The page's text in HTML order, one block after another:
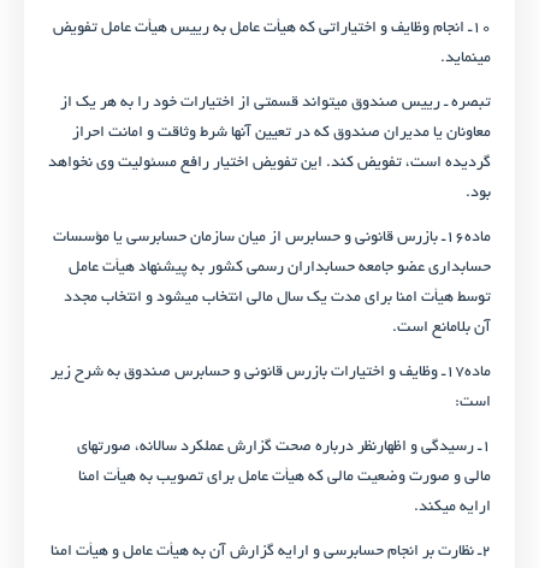
۱۰ـ انجام وظایف و اختیاراتی که هیأت عامل به رییس هیأت عامل تفویض
می­نماید.
تبصره ـ رییس صندوق می­تواند قسمتی از اختیارات خود را به هر یک از
معاونان یا مدیران صندوق که در تعیین آنها شرط وثاقت و امانت احراز
گردیده است، تفویض کند. این تفویض اختیار رافع مسئولیت وی نخواهد
بود.
ماده۱۶ـ بازرس قانونی و حسابرس از میان سازمان حسابرسی یا مؤسسات
حسابداری عضو جامعه حسابداران رسمی کشور به پیشنهاد هیأت عامل
توسط هیأت امنا برای مدت یک سال مالی انتخاب می­شود و انتخاب مجدد
آن بلامانع است.
ماده۱۷ـ وظایف و اختیارات بازرس قانونی و حسابرس صندوق به شرح زیر
است:
۱ـ رسیدگی و اظهارنظر درباره صحت گزارش عملکرد سالانه، صورت­های
مالی و صورت وضعیت مالی که هیأت عامل برای تصویب به هیأت امنا
ارایه می­کند.
۲ـ نظارت بر انجام حسابرسی و ارایه گزارش آن به هیأت عامل و هیأت امنا